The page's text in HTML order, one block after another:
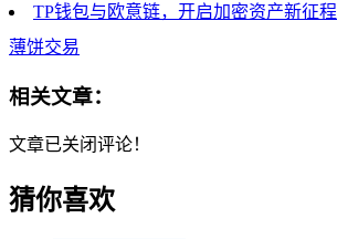
TP钱包与欧意链，开启加密资产新征程
薄饼交易
相关文章：
文章已关闭评论！
猜你喜欢